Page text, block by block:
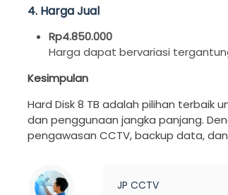
4. Harga Jual
Rp4.850.000
Harga dapat bervariasi
Kesimpulan
Hard Disk 8 TB adalah pilihan
dan penggunaan jangka panjang.
pengawasan CCTV, backup data,
JP CCTV